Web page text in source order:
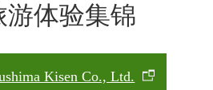
游体验集锦
Kisen Co., Ltd.